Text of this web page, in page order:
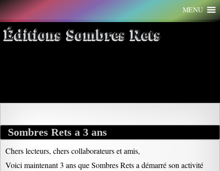
Aller
au
contenu
MENU
Éditions Sombres Rets
Archives par mot-clé : Song
Sombres Rets a 3 ans
Chers lecteurs, chers collaborateurs et amis,
Voici maintenant 3 ans que Sombres Rets a démarré son activité